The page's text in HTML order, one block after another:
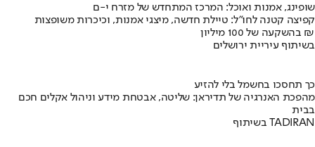
שופינג, אמנות ואוכל: המרכז המתחדש של מזרח י-ם
קפיצה קטנה לחו"ל: טיילת חדשה, מיצגי אמנות, וכיכרות משופצות
בהשקעה של 100 מיליון ₪
בשיתוף עיריית ירושלים
כך תחסכו בחשמל בלי להזיע
מהפכת האנרגיה של תדיראן: שליטה, אבטחת מידע וניהול אקלים חכם
בבית
בשיתוף TADIRAN